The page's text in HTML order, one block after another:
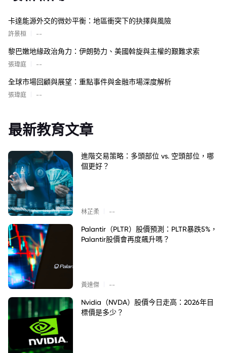
卡達能源外交的微妙平衡：地區衝突下的抉擇與風險
許景桓 --
黎巴嫩地緣政治角力：伊朗勢力、美國斡旋與主權的艱難求索
張瑋庭 --
全球市場回顧與展望：重點事件與金融市場深度解析
張瑋庭 --
最新教育文章
進階交易策略：多頭部位 vs. 空頭部位，哪
個更好？
林芷柔 --
Palantir（PLTR）股價預測：PLTR暴跌5%，
Palantir股價會再度飆升嗎？
黃達傑 --
Nvidia（NVDA）股價今日走高：2026年目
標價是多少？